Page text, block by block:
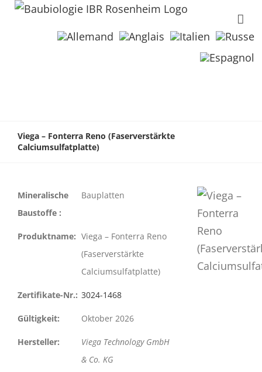
Viega – Fonterra Reno (Faserverstärkte
Calciumsulfatplatte)
Mineralische
Baustoffe :
Bauplatten
Produktname: Viega – Fonterra Reno
(Faserverstärkte
Calciumsulfatplatte)
Zertifikate-Nr.: 3024-1468
Gültigkeit: Oktober 2026
Hersteller:
Viega Technology GmbH
& Co. KG